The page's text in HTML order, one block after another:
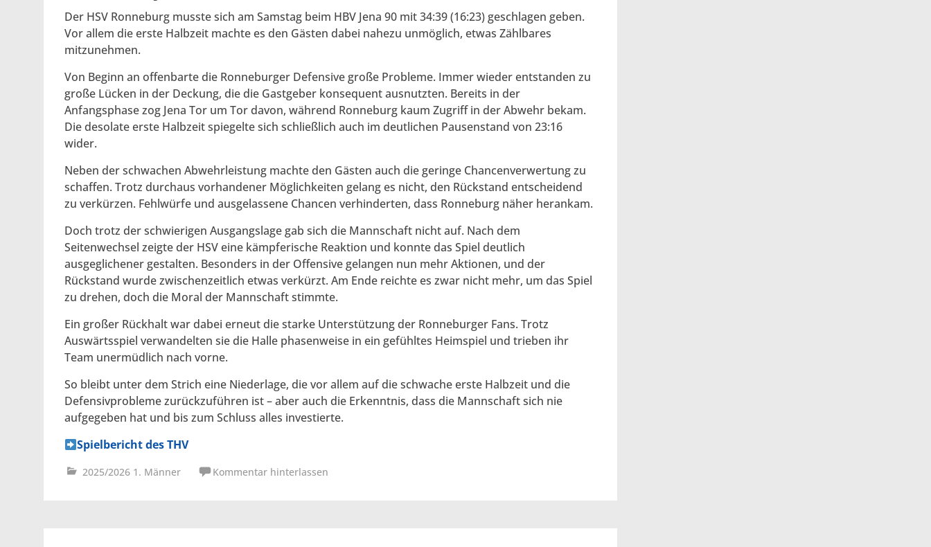
Der HSV Ronneburg musste sich am Samstag beim HBV Jena 90 mit 34:39 (16:23) geschlagen geben.
Vor allem die erste Halbzeit machte es den Gästen dabei nahezu unmöglich, etwas Zählbares
mitzunehmen.
Von Beginn an offenbarte die Ronneburger Defensive große Probleme. Immer wieder entstanden zu
große Lücken in der Deckung, die die Gastgeber konsequent ausnutzten. Bereits in der
Anfangsphase zog Jena Tor um Tor davon, während Ronneburg kaum Zugriff in der Abwehr bekam.
Die desolate erste Halbzeit spiegelte sich schließlich auch im deutlichen Pausenstand von 23:16
wider.
Neben der schwachen Abwehrleistung machte den Gästen auch die geringe Chancenverwertung zu
schaffen. Trotz durchaus vorhandener Möglichkeiten gelang es nicht, den Rückstand entscheidend
zu verkürzen. Fehlwürfe und ausgelassene Chancen verhinderten, dass Ronneburg näher herankam.
Doch trotz der schwierigen Ausgangslage gab sich die Mannschaft nicht auf. Nach dem
Seitenwechsel zeigte der HSV eine kämpferische Reaktion und konnte das Spiel deutlich
ausgeglichener gestalten. Besonders in der Offensive gelangen nun mehr Aktionen, und der
Rückstand wurde zwischenzeitlich etwas verkürzt. Am Ende reichte es zwar nicht mehr, um das Spiel
zu drehen, doch die Moral der Mannschaft stimmte.
Ein großer Rückhalt war dabei erneut die starke Unterstützung der Ronneburger Fans. Trotz
Auswärtsspiel verwandelten sie die Halle phasenweise in ein gefühltes Heimspiel und trieben ihr
Team unermüdlich nach vorne.
So bleibt unter dem Strich eine Niederlage, die vor allem auf die schwache erste Halbzeit und die
Defensivprobleme zurückzuführen ist – aber auch die Erkenntnis, dass die Mannschaft sich nie
aufgegeben hat und bis zum Schluss alles investierte.
Spielbericht des THV
2025/2026 1. Männer Kommentar hinterlassen